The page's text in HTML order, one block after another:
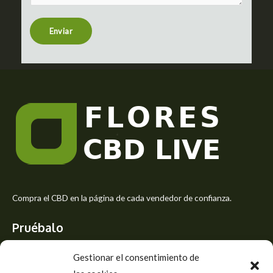
Gestionar el consentimiento de
t
r
s
e
Enviar
Compra el CBD en la página de cada vendedor de confianza.
Pruébalo
Siente el mejor aroma de las flores CBD y usa los beneficios del